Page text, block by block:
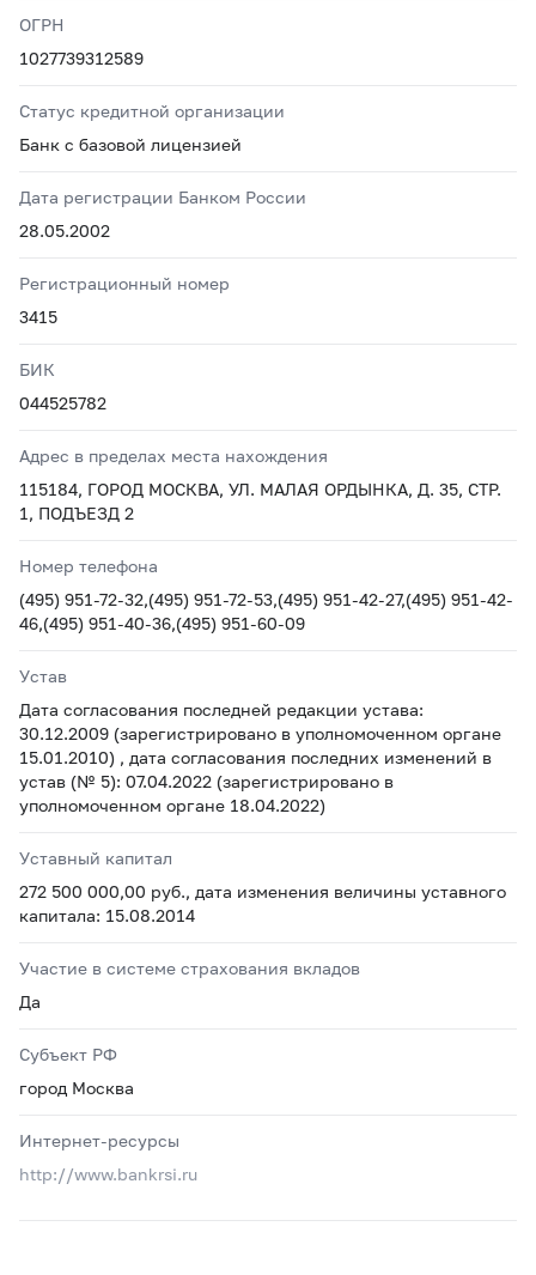
ОГРН
1027739312589
Статус кредитной организации
Банк с базовой лицензией
Дата регистрации Банком России
28.05.2002
Регистрационный номер
3415
БИК
044525782
Адрес в пределах места нахождения
115184, ГОРОД МОСКВА, УЛ. МАЛАЯ ОРДЫНКА, Д. 35, СТР.
1, ПОДЪЕЗД 2
Номер телефона
(495) 951-72-32,(495) 951-72-53,(495) 951-42-27,(495) 951-42-
46,(495) 951-40-36,(495) 951-60-09
Устав
Дата согласования последней редакции устава:
30.12.2009 (зарегистрировано в уполномоченном органе
15.01.2010) , дата согласования последних изменений в
устав (№ 5): 07.04.2022 (зарегистрировано в
уполномоченном органе 18.04.2022)
Уставный капитал
272 500 000,00 руб., дата изменения величины уставного
капитала: 15.08.2014
Участие в системе страхования вкладов
Да
Субъект РФ
город Москва
Интернет-ресурсы
http://www.bankrsi.ru